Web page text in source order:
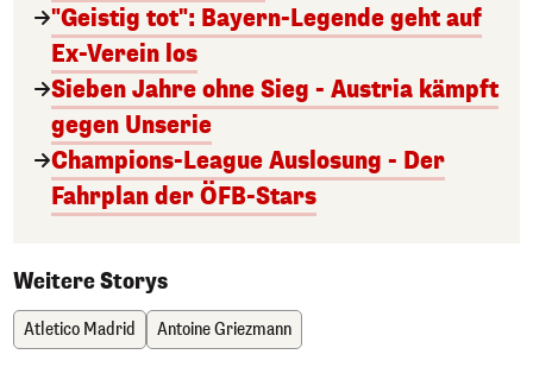
"Geistig tot": Bayern-Legende geht auf
Ex-Verein los
Sieben Jahre ohne Sieg - Austria kämpft
gegen Unserie
Champions-League Auslosung - Der
Fahrplan der ÖFB-Stars
Weitere Storys
Atletico Madrid Antoine Griezmann